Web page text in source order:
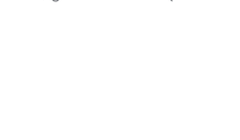
ieder twee 1-